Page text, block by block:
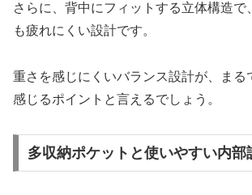
さらに、背中にフィットする立体構造で
も疲れにくい設計です。
重さを感じにくいバランス設計が、まる
感じるポイントと言えるでしょう。
多収納ポケットと使いやすい内部